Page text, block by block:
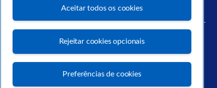
Arquivo
Aceitar todos os cookies
Rejeitar cookies opcionais
Preferências de cookies